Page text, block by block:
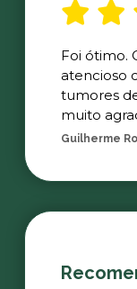
Foi ótimo.
atencioso
tumores
muito
Guilherme